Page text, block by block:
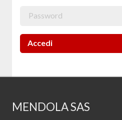
Accedi
MENDOLA SAS